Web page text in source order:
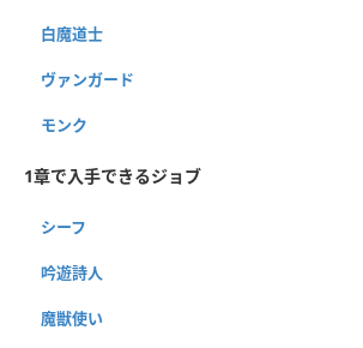
白魔道士
ヴァンガード
モンク
1章で入手できるジョブ
シーフ
吟遊詩人
魔獣使い